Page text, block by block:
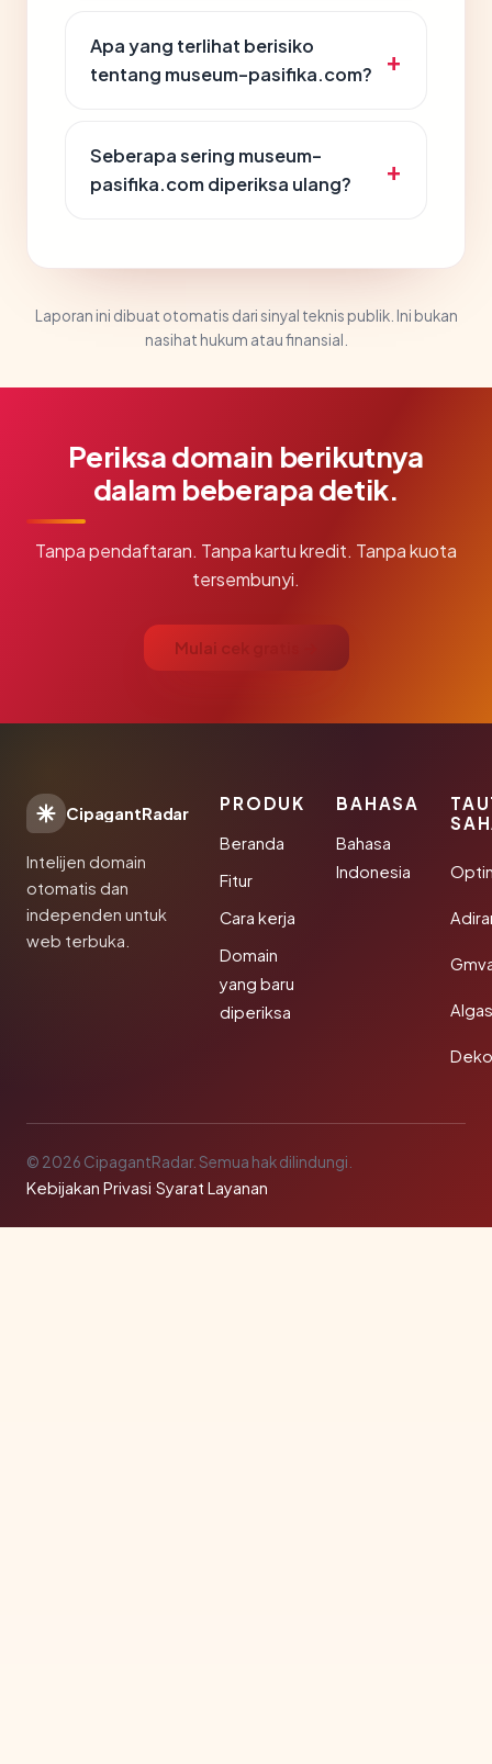
Apa yang terlihat berisiko
tentang museum-pasifika.com?
Seberapa sering museum-
pasifika.com diperiksa ulang?
Laporan ini dibuat otomatis dari sinyal teknis publik. Ini bukan
nasihat hukum atau finansial.
Periksa domain berikutnya
dalam beberapa detik.
Tanpa pendaftaran. Tanpa kartu kredit. Tanpa kuota
tersembunyi.
Mulai cek gratis →
CipagantRadar
Intelijen domain
otomatis dan
independen untuk
web terbuka.
PRODUK
Beranda
Fitur
Cara kerja
Domain
yang baru
diperiksa
BAHASA
Bahasa
Indonesia
© 2026 CipagantRadar. Semua hak dilindungi.
Kebijakan Privasi·Syarat Layanan